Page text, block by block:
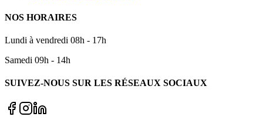
NOS HORAIRES
Lundi à vendredi 08h - 17h
Samedi 09h - 14h
SUIVEZ-NOUS SUR LES RÉSEAUX SOCIAUX